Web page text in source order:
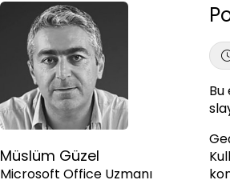
Müslüm Güzel
Microsoft Office Uzmanı
Bu